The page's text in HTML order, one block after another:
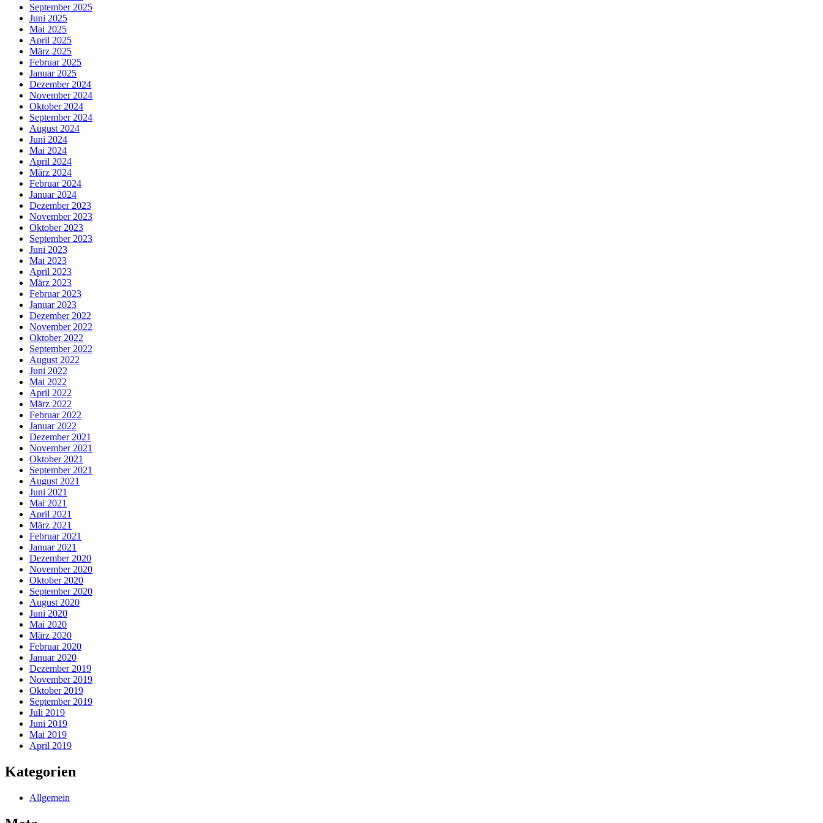
September 2025
Juni 2025
Mai 2025
April 2025
März 2025
Februar 2025
Januar 2025
Dezember 2024
November 2024
Oktober 2024
September 2024
August 2024
Juni 2024
Mai 2024
April 2024
März 2024
Februar 2024
Januar 2024
Dezember 2023
November 2023
Oktober 2023
September 2023
Juni 2023
Mai 2023
April 2023
März 2023
Februar 2023
Januar 2023
Dezember 2022
November 2022
Oktober 2022
September 2022
August 2022
Juni 2022
Mai 2022
April 2022
März 2022
Februar 2022
Januar 2022
Dezember 2021
November 2021
Oktober 2021
September 2021
August 2021
Juni 2021
Mai 2021
April 2021
März 2021
Februar 2021
Januar 2021
Dezember 2020
November 2020
Oktober 2020
September 2020
August 2020
Juni 2020
Mai 2020
März 2020
Februar 2020
Januar 2020
Dezember 2019
November 2019
Oktober 2019
September 2019
Juli 2019
Juni 2019
Mai 2019
April 2019
Kategorien
Allgemein